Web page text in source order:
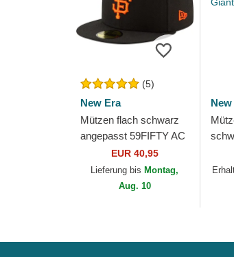
(5)
New Era
Mützen flach schwarz
angepasst 59FIFTY AC
Perf der San Francisco
Giants MLB von New
EUR 40,95
Lieferung bis Montag,
Aug. 10